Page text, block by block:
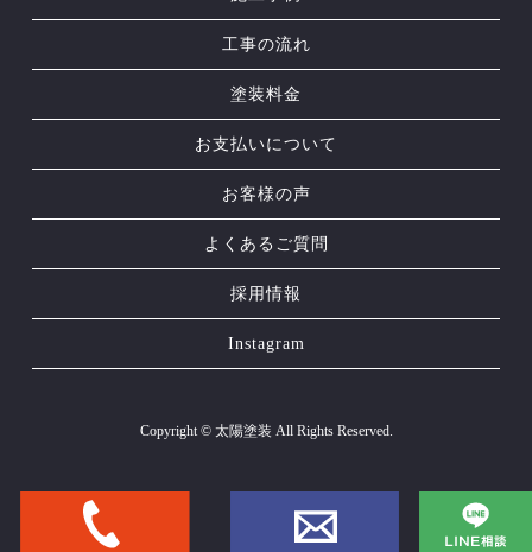
工事の流れ
塗装料金
お支払いについて
お客様の声
よくあるご質問
採用情報
Instagram
Copyright © 太陽塗装 All Rights Reserved.